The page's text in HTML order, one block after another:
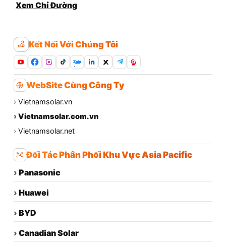
Xem Chỉ Đường
Kết Nối Với Chúng Tôi
Zalo
WebSite Cùng Công Ty
› Vietnamsolar.vn
› Vietnamsolar.com.vn
› Vietnamsolar.net
Đối Tác Phân Phối Khu Vực Asia Pacific
› Panasonic
› Huawei
› BYD
› Canadian Solar